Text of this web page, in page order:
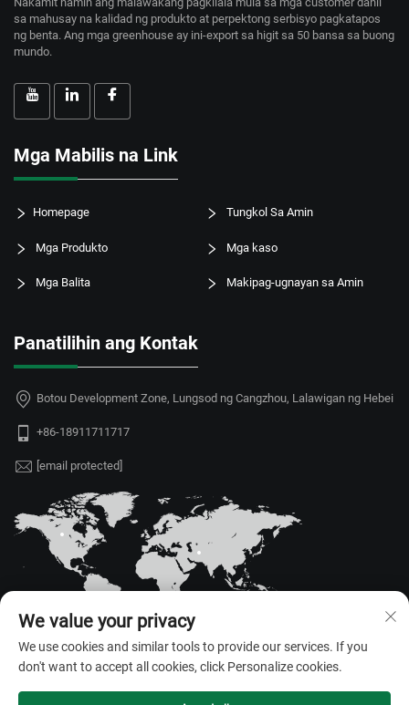
sa mahusay na kalidad ng produkto at perpektong serbisyo pagkatapos
ng benta. Ang mga greenhouse ay ini-export sa higit sa 50 bansa sa buong
mundo.
Mga Mabilis na Link
Homepage Tungkol Sa Amin
Mga Produkto Mga kaso
Mga Balita Makipag-ugnayan sa Amin
Panatilihin ang Kontak
Botou Development Zone, Lungsod ng Cangzhou, Lalawigan ng Hebei
+86-18911711717
[email protected]
ng karapatan ay nakareserba. — Patakaran sa Pagkakapribado
We value your privacy
We use cookies and similar tools to provide our services. If you
don't want to accept all cookies, click Personalize cookies.